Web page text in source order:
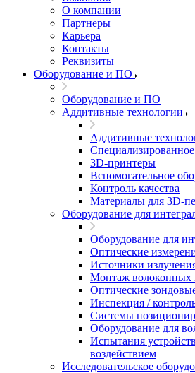
О компании
Партнеры
Карьера
Контакты
Реквизиты
Оборудование и ПО
Оборудование и ПО
Аддитивные технологии
Аддитивные
3D-принтеры
Вспомогательное
Контроль качества
Материалы для 3D-
Оборудование для
Оборудование для
Оптические
Источники
Монтаж волоконных
Оптические
Инспекция /
Системы
Оборудование для
Испытания
воздействием
Исследовательское